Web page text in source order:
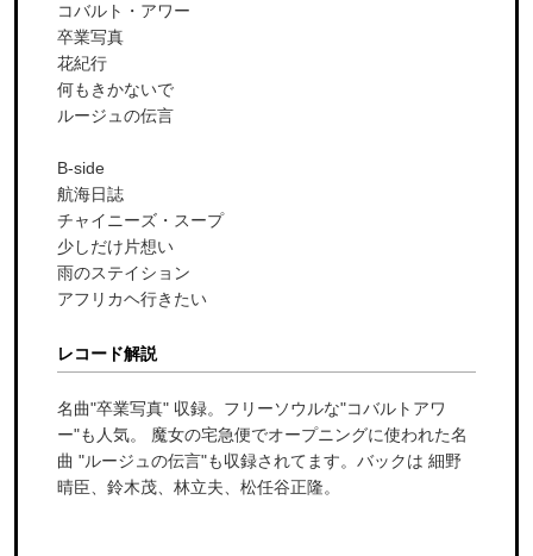
コバルト・アワー
卒業写真
花紀行
何もきかないで
ルージュの伝言
B-side
航海日誌
チャイニーズ・スープ
少しだけ片想い
雨のステイション
アフリカヘ行きたい
レコード解説
名曲"卒業写真" 収録。フリーソウルな"コバルトアワ
ー"も人気。 魔女の宅急便でオープニングに使われた名
曲 "ルージュの伝言"も収録されてます。バックは 細野
晴臣、鈴木茂、林立夫、松任谷正隆。